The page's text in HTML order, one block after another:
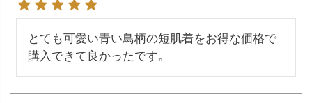
とても可愛い青い鳥柄の短肌着をお得な価格で
購入できて良かったです。